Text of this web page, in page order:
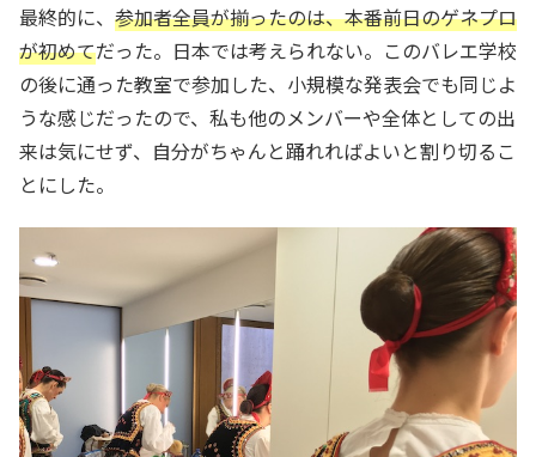
最終的に、 参加者全員が揃ったのは、本番前日のゲネプロ
が初めてだった。日本では考えられない。このバレエ学校
の後に通った教室で参加した、小規模な発表会でも同じよ
うな感じだったので、私も他のメンバーや全体としての出
来は気にせず、自分がちゃんと踊れればよいと割り切るこ
とにした。